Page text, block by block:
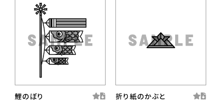
鯉のぼり 折り紙のかぶと